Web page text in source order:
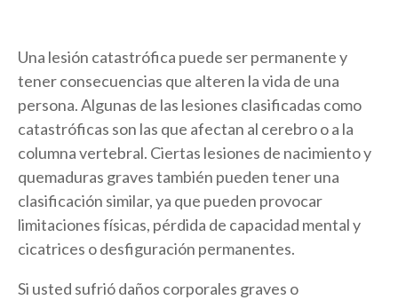
Una lesión catastrófica puede ser permanente y
tener consecuencias que alteren la vida de una
persona. Algunas de las lesiones clasificadas como
catastróficas son las que afectan al cerebro o a la
columna vertebral. Ciertas lesiones de nacimiento y
quemaduras graves también pueden tener una
clasificación similar, ya que pueden provocar
limitaciones físicas, pérdida de capacidad mental y
cicatrices o desfiguración permanentes.
Si usted sufrió daños corporales graves o